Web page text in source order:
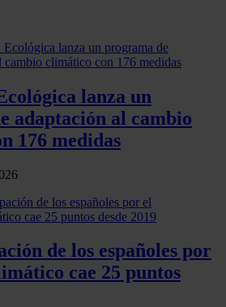
lanza un
adaptación al cambio
176 medidas
de los españoles por
cae 25 puntos